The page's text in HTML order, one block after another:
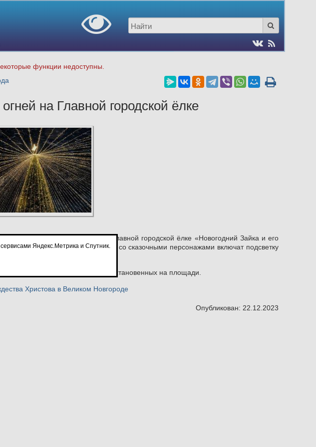
функции недоступны.
на Главной городской ёлке
зажжения огней на Главной городской ёлке «Новогодний Зайка и его
представления Дед Мороз со сказочными персонажами включат подсветку
ёлочка».
на двух больших экранах, установенных на площади.
Христова в Великом Новгороде
Опубликован: 22.12.2023
Яндекс.Метрика и Спутник.